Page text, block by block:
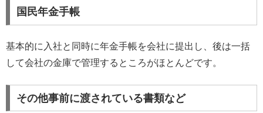
国民年金手帳
基本的に入社と同時に年金手帳を会社に提出し、後は一括
して会社の金庫で管理するところがほとんどです。
その他事前に渡されている書類など